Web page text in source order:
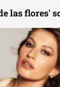
las flores'